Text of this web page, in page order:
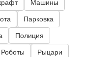
Машины
Парковка
Полиция
Роботы Рыцари